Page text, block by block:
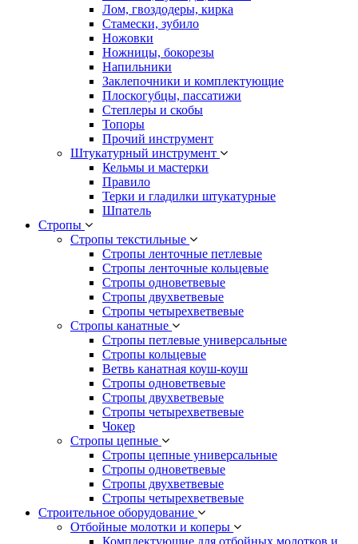
Лом, гвоздодеры, кирка
Стамески, зубило
Ножовки
Ножницы, бокорезы
Напильники
Заклепочники и комплектующие
Плоскогубцы, пассатижи
Степлеры и скобы
Топоры
Прочий инструмент
Штукатурный инструмент
Кельмы и мастерки
Правило
Терки и гладилки штукатурные
Шпатель
Стропы
Стропы текстильные
Стропы ленточные петлевые
Стропы ленточные кольцевые
Стропы одноветвевые
Стропы двухветвевые
Стропы четырехветвевые
Стропы канатные
Стропы петлевые универсальные
Стропы кольцевые
Ветвь канатная коуш-коуш
Стропы одноветвевые
Стропы двухветвевые
Стропы четырехветвевые
Чокер
Стропы цепные
Стропы цепные универсальные
Стропы одноветвевые
Стропы двухветвевые
Стропы четырехветвевые
Строительное оборудование
Отбойные молотки и коперы
Комплектующие для отбойных молотков и